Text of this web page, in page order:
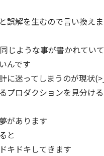
誤解を生むので言い換え
じような事が書かれていて
んです
に迷ってしまうのが現状
プロダクションを見分け
があります
と
キドキしてきます